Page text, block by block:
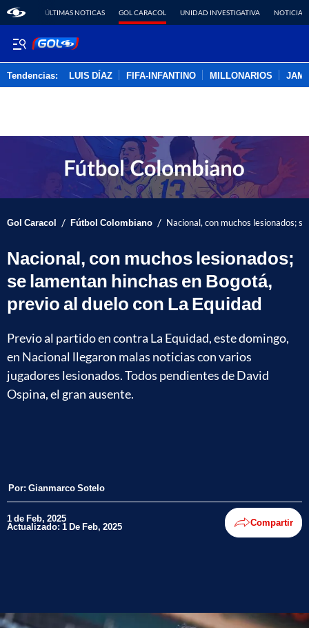
ÚLTIMAS NOTICAS GOL CARACOL UNIDAD INVESTIGATIVA NOTICIAS
Tendencias: LUIS DÍAZ FIFA-INFANTINO MILLONARIOS
Gol Caracol / Fútbol Colombiano / Nacional, con muchos lesionados;
Nacional, con muchos lesionados;
se lamentan hinchas en Bogotá,
previo al duelo con La Equidad
Previo al partido en contra La Equidad, este domingo,
en Nacional llegaron malas noticias con varios
jugadores lesionados. Todos pendientes de David
Ospina, el gran ausente.
Por: Gianmarco Sotelo
1 de Feb, 2025
Actualizado: 1 De Feb, 2025 Compartir